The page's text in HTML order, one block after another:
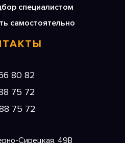
специалистом
самостоятельно
80 82
75 72
75 72
Сирецкая, 49В